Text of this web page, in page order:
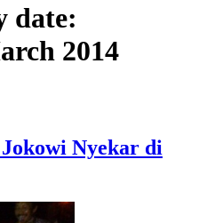
date:
2014
Nyekar di